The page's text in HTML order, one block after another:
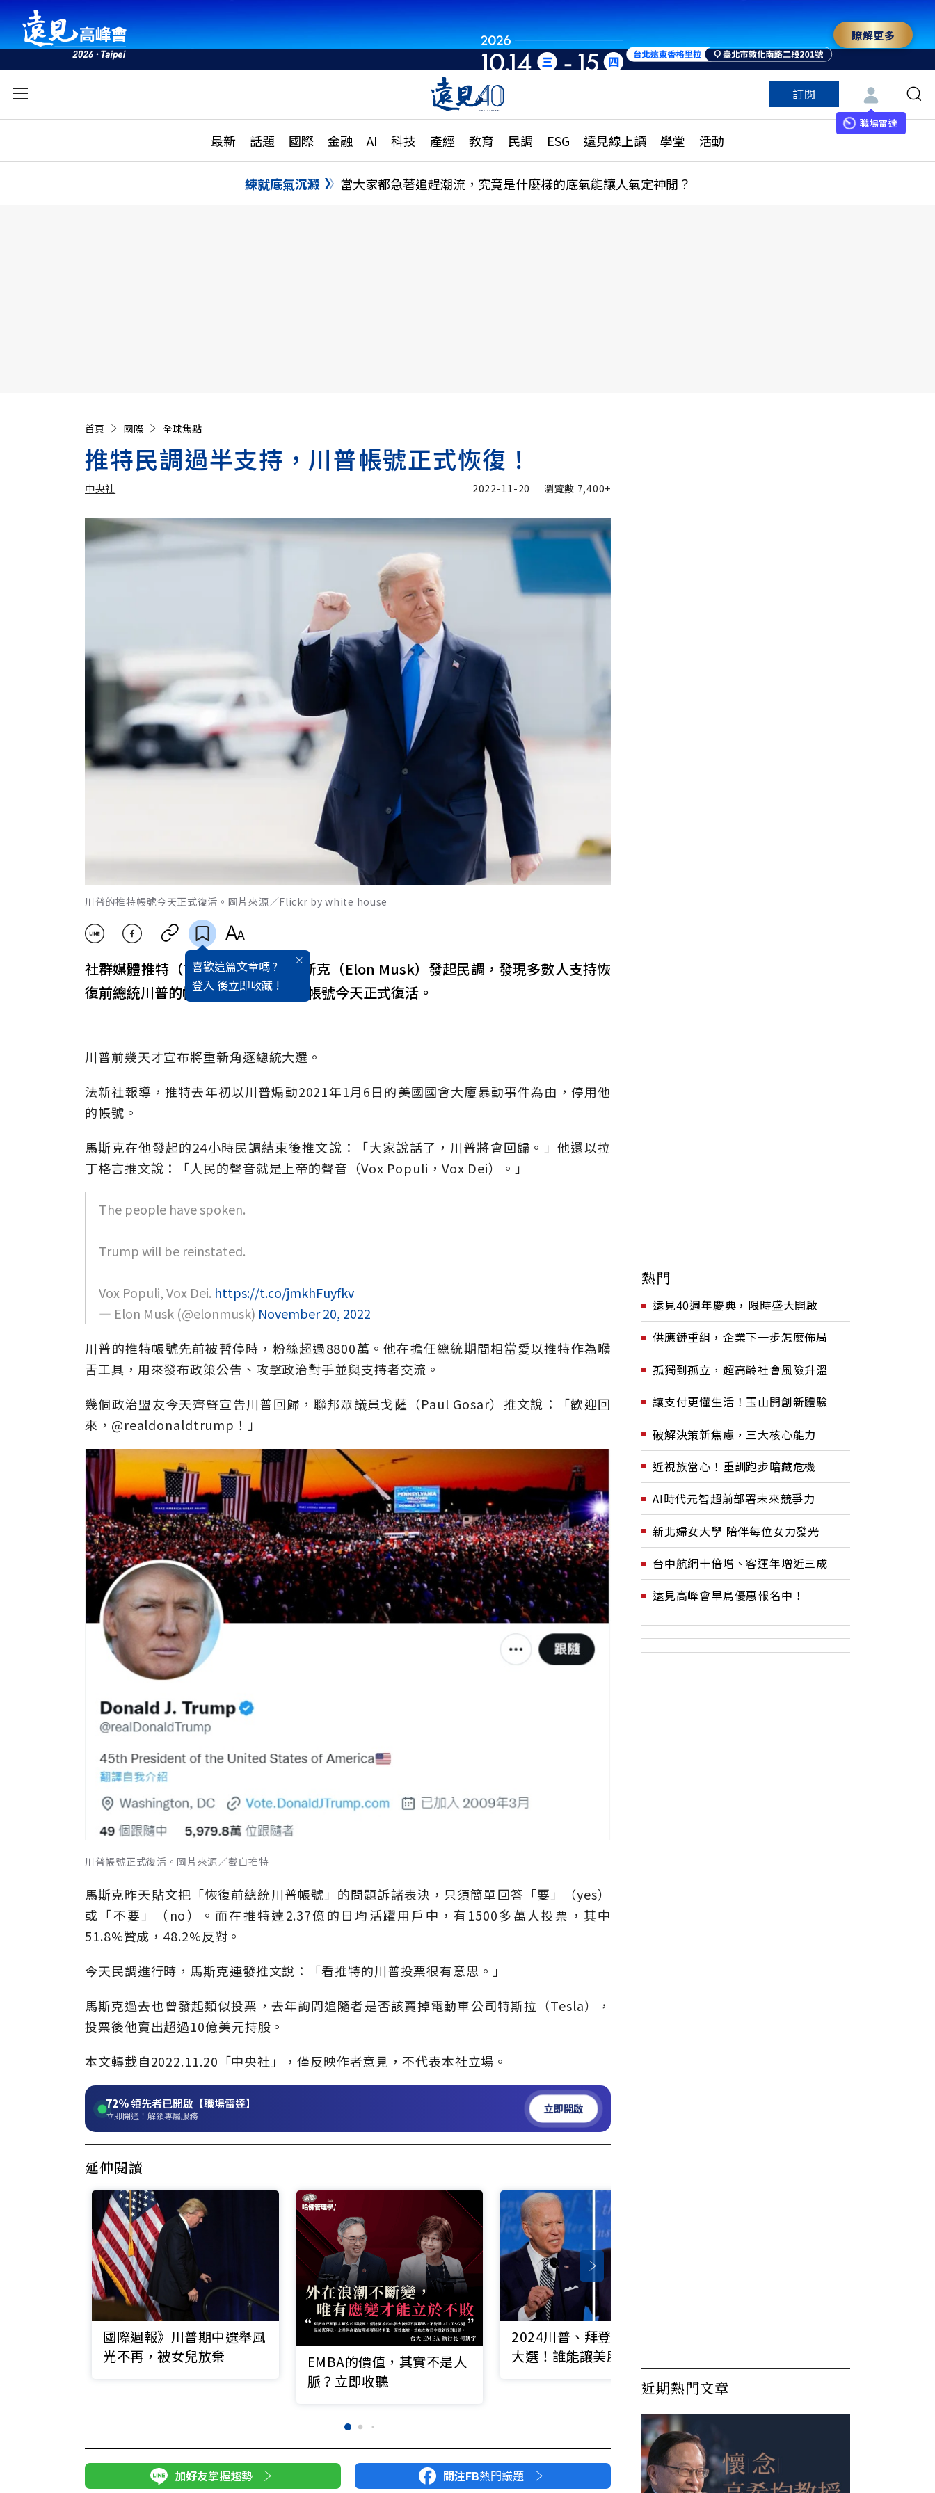
瞭解更多
訂閱
職場雷達
最新 話題 國際 金融 AI 科技 產經 教育 民調 ESG 遠見線上讀 學堂 活動
活動
話題
國際
特輯
大學升學、職涯攻略
縣市施政調查全解析
民調
更多訂閱方案
特色頻道
練就底氣沉澱 當大家都急著追趕潮流，究竟是什麼樣的底氣能讓人氣定神閒？
首頁 國際 全球焦點
推特民調過半支持，川普帳號正式恢復！
中央社
中央社 加入追蹤
2022-11-20 瀏覽數 7,400+
川普的推特帳號今天正式復活。圖片來源／Flickr by white house
喜歡這篇文章嗎 ?
登入 後立即收藏 !
社群媒體推特（Twitter）新老闆馬斯克（Elon Musk）發起民調，發現多數人支持恢
復前總統川普的帳號後，川普的推特帳號今天正式復活。
川普前幾天才宣布將重新角逐總統大選。
法新社報導，推特去年初以川普煽動2021年1月6日的美國國會大廈暴動事件為由，停用他
的帳號。
馬斯克在他發起的24小時民調結束後推文說：「大家說話了，川普將會回歸。」他還以拉
丁格言推文說：「人民的聲音就是上帝的聲音（Vox Populi，Vox Dei）。」
The people have spoken.
Trump will be reinstated.
Vox Populi, Vox Dei. https://t.co/jmkhFuyfkv
— Elon Musk (@elonmusk) November 20, 2022
川普的推特帳號先前被暫停時，粉絲超過8800萬。他在擔任總統期間相當愛以推特作為喉
舌工具，用來發布政策公告、攻擊政治對手並與支持者交流。
幾個政治盟友今天齊聲宣告川普回歸，聯邦眾議員戈薩（Paul Gosar）推文說：「歡迎回
來，@realdonaldtrump！」
川普帳號正式復活。圖片來源／截自推特
馬斯克昨天貼文把「恢復前總統川普帳號」的問題訴諸表決，只須簡單回答「要」（yes）
或「不要」（no）。而在推特達2.37億的日均活躍用戶中，有1500多萬人投票，其中
51.8%贊成，48.2%反對。
今天民調進行時，馬斯克連發推文說：「看推特的川普投票很有意思。」
馬斯克過去也曾發起類似投票，去年詢問追隨者是否該賣掉電動車公司特斯拉（Tesla），
投票後他賣出超過10億美元持股。
本文轉載自2022.11.20 「中央社」 ，僅反映作者意見，不代表本社立場。
72%領先者已開啟【職場雷達】
立即開通！解鎖專屬服務
立即開啟
延伸閱讀
國際週報》川普期中選舉風
光不再，被女兒放棄
EMBA的價值，其實不是人
脈？立即收聽
2024川普、拜登再戰總統
大選！誰能讓美股再次偉
加好友掌握趨勢 關注FB熱門議題
熱門
遠見40週年慶典，限時盛大開啟
供應鏈重組，企業下一步怎麼佈局
孤獨到孤立，超高齡社會風險升溫
讓支付更懂生活！玉山開創新體驗
破解決策新焦慮，三大核心能力
近視族當心！重訓跑步暗藏危機
AI時代元智超前部署未來競爭力
新北婦女大學 陪伴每位女力發光
台中航網十倍增、客運年增近三成
遠見高峰會早鳥優惠報名中！
近期熱門文章